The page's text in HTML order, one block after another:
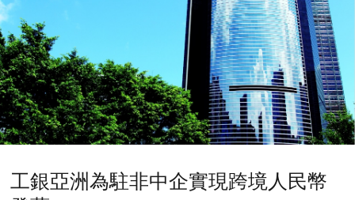
工銀亞洲為駐非中企實現跨境人民幣